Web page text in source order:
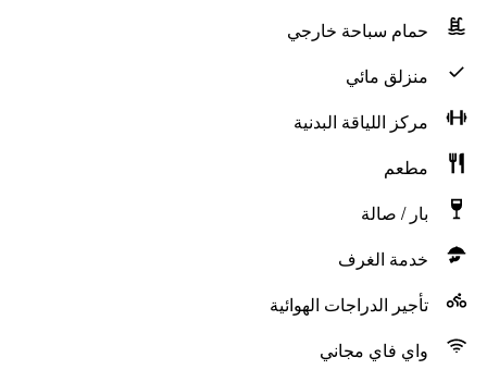
حمام سباحة خارجي
منزلق مائي
مركز اللياقة البدنية
مطعم
بار / صالة
خدمة الغرف
تأجير الدراجات الهوائية
واي فاي مجاني